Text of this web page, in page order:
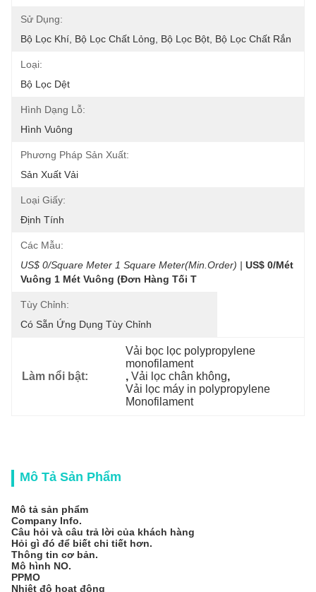
Sử Dụng:
Bộ Lọc Khí, Bộ Lọc Chất Lỏng, Bộ Lọc Bột, Bộ Lọc Chất Rắn
Loại:
Bộ Lọc Dệt
Hình Dạng Lỗ:
Hình Vuông
Phương Pháp Sản Xuất:
Sản Xuất Vải
Loại Giấy:
Định Tính
Các Mẫu:
US$ 0/Square Meter 1 Square Meter(Min.Order) | US$ 0/Mét
Vuông 1 Mét Vuông (Đơn Hàng Tối T
Tùy Chỉnh:
Có Sẵn Ứng Dụng Tùy Chỉnh
Làm nổi bật:
Vải bọc lọc polypropylene
monofilament
, Vải lọc chân không,
Vải lọc máy in polypropylene
Monofilament
Mô Tả Sản Phẩm
Mô tả sản phẩm
Company Info.
Câu hỏi và câu trả lời của khách hàng
Hỏi gì đó để biết chi tiết hơn.
Thông tin cơ bản.
Mô hình NO.
PPMO
Nhiệt độ hoạt động